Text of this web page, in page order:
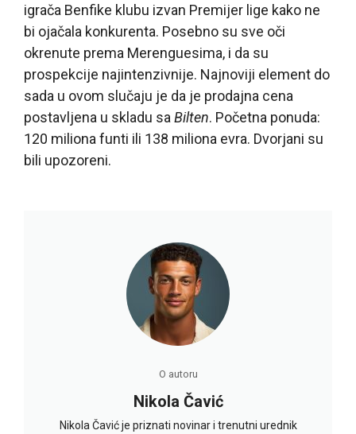
igrača Benfike klubu izvan Premijer lige kako ne
bi ojačala konkurenta. Posebno su sve oči
okrenute prema Merenguesima, i da su
prospekcije najintenzivnije. Najnoviji element do
sada u ovom slučaju je da je prodajna cena
postavljena u skladu sa Bilten. Početna ponuda:
120 miliona funti ili 138 miliona evra. Dvorjani su
bili upozoreni.
O autoru
Nikola Čavić
Nikola Čavić je priznati novinar i trenutni urednik